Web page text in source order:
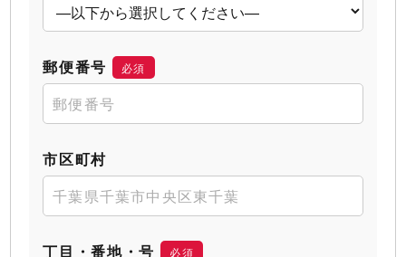
郵便番号 必須
市区町村
丁目・番地・号 必須